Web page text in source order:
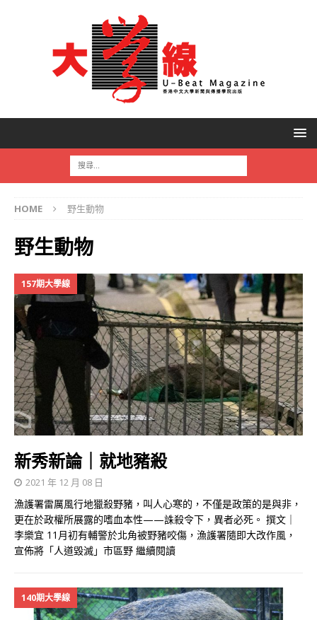
HOME 野生動物
野生動物
157期大學線
新秀新論｜就地豬殺
2021 年 12 月 08 日
漁護署雷厲風行地獵殺野豬，叫人心寒的，不僅是政策的是與非，
更在於政權所展露的嗜血本性——誅殺令下，異者必死。 撰文｜
李樂宜 11月初有輔警於北角被野豬咬傷，漁護署隨即大改作風，
宣佈將「人道毀滅」市區野 繼續閱讀
140期大學線